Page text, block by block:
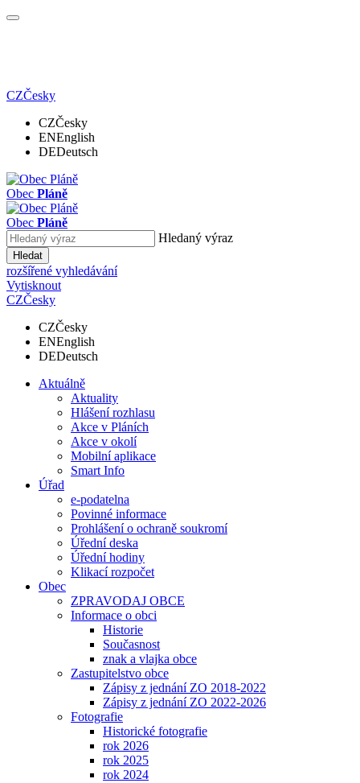
CZČesky
CZČesky
ENEnglish
DEDeutsch
Obec Pláně
Obec Pláně
Hledaný výraz
Hledat
rozšířené vyhledávání
Vytisknout
CZČesky
CZČesky
ENEnglish
DEDeutsch
Aktuálně
Aktuality
Hlášení rozhlasu
Akce v Pláních
Akce v okolí
Mobilní aplikace
Smart Info
Úřad
e-podatelna
Povinné informace
Prohlášení o ochraně soukromí
Úřední deska
Úřední hodiny
Klikací rozpočet
Obec
ZPRAVODAJ OBCE
Informace o obci
Historie
Současnost
znak a vlajka obce
Zastupitelstvo obce
Zápisy z jednání ZO 2018-2022
Zápisy z jednání ZO 2022-2026
Fotografie
Historické fotografie
rok 2026
rok 2025
rok 2024